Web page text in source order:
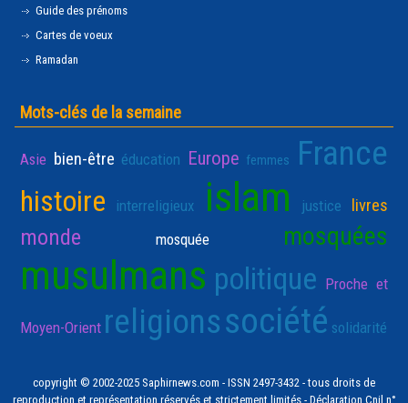
Guide des prénoms
Cartes de voeux
Ramadan
Mots-clés de la semaine
Asie bien-être éducation Europe femmes France
histoire interreligieux islam justice livres
monde mosquée mosquées
musulmans politique Proche et
Moyen-Orient religionssociété solidarité
copyright © 2002-2025 Saphirnews.com - ISSN 2497-3432 - tous droits de
reproduction et représentation réservés et strictement limités - Déclaration Cnil n°